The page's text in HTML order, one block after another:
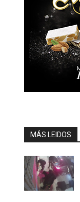
MÁS LEIDOS